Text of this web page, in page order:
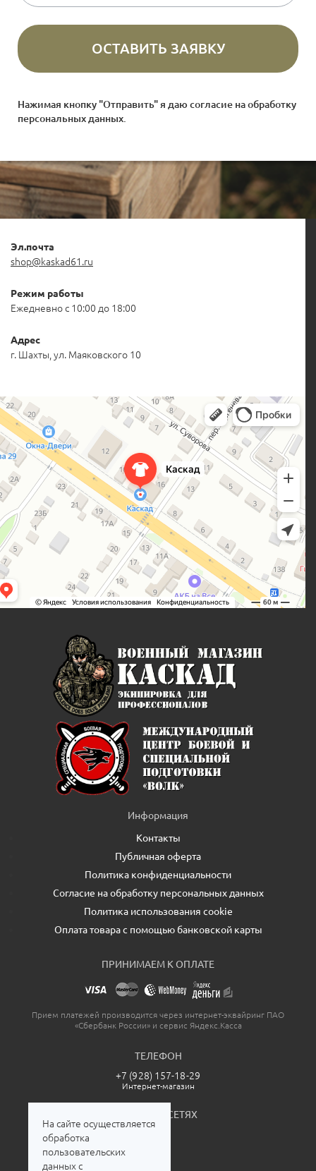
Нажимая кнопку "Отправить" я даю согласие наобработку
персональных данных
Эл.почта
shop@kaskad61.ru
Режим работы
Ежедневно с 10:00 до 18:00
Адрес
г. Шахты, ул. Маяковского 10
Информация
Контакты
Публичная оферта
Политика конфиденциальности
Согласие на обработку персональных данных
Политика использования cookie
Оплата товара с помощью банковской карты
ПРИНИМАЕМ К ОПЛАТЕ
Прием платежей производится через интернет-эквайринг ПАО
«Сбербанк России» и сервис Яндекс.Касса
ТЕЛЕФОН
+7 (928) 157-18-29
Интернет-магазин
МЫ В СОЦСЕТЯХ
На сайте осуществляется
обработка
пользовательских
данных с